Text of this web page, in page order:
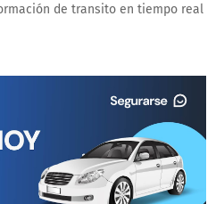
de transito en tiempo real